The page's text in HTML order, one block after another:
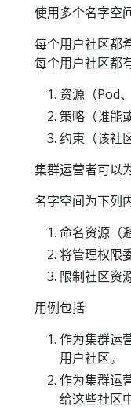
使用多个名字空
每个用户社区都
每个用户社区都
资源（Pod
策略（谁能
约束（该社
集群运营者可以
名字空间为下列
命名资源（
将管理权限
限制社区资
用例包括:
作为集群运
用户社区。
作为集群运
给这些社区